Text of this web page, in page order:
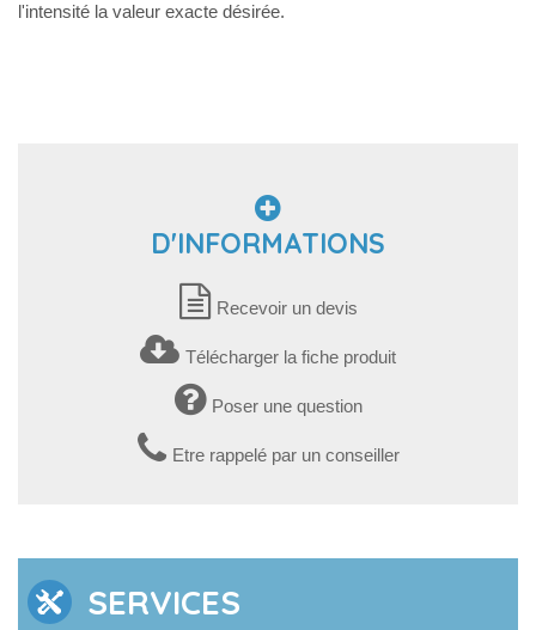
l'intensité la valeur exacte désirée.
D'INFORMATIONS
Recevoir un devis
Télécharger la fiche produit
Poser une question
Etre rappelé par un conseiller
SERVICES